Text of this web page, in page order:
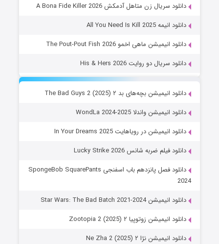
دانلود سریال زن متاهل آدمکش A Bona Fide Killer 2026
دانلود انیمه All You Need Is Kill 2025
دانلود انیمیشن ماهی اخمو The Pout-Pout Fish 2026
دانلود سریال دو روایت His & Hers 2026
دانلود انیمیشن بچه‌های بد ۲ The Bad Guys 2 (2025)
دانلود انیمیشن واندلا WondLa 2024-2025
دانلود انیمیشن در رویاهایت In Your Dreams 2025
دانلود فیلم ضربه شانس Lucky Strike 2026
دانلود فصل پانزدهم باب اسفنجی SpongeBob SquarePants
2024
دانلود انیمیشن Star Wars: The Bad Batch 2021-2024
دانلود انیمیشن زوتوپیا ۲ Zootopia 2 (2025)
دانلود انیمیشن نژا ۲ Ne Zha 2 (2025)